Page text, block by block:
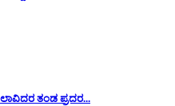
ತಂಡ ಪ್ರದರ...